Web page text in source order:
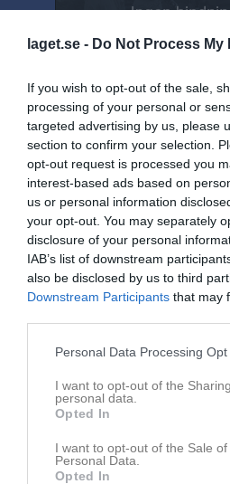
laget.se - Do Not Process
If you wish to opt-out of the sale,
processing of your personal or
targeted advertising by us, please
section to confirm your selection.
opt-out request is processed you
interest-based ads based on
us or personal information
your opt-out. You may separately
disclosure of your personal
IAB’s list of downstream
also be disclosed by us to third
Downstream Participants that may
Personal Data Processing
I want to opt-out of the
personal data.
Opted In
I want to opt-out of the Sale of
Personal Data.
Opted In
Senast uppladdade video
Ingen video uppladdad
Logga in och ladda upp ert första klipp